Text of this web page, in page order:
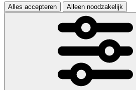
Alles accepteren Alleen noodzakelijk